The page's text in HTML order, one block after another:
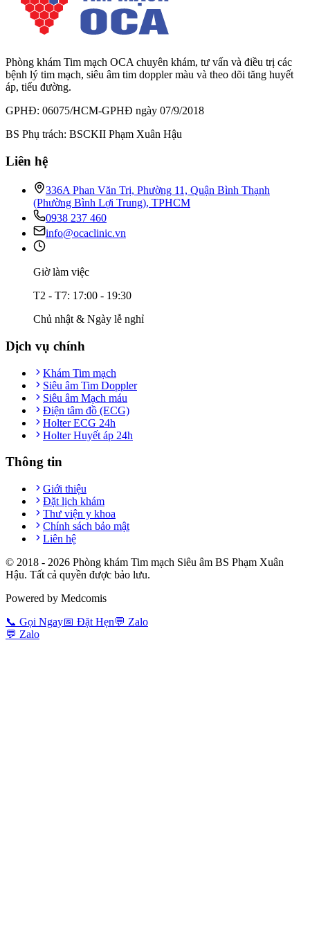
Phòng khám Tim mạch OCA chuyên khám, tư vấn và điều trị các
bệnh lý tim mạch, siêu âm tim doppler màu và theo dõi tăng huyết
áp, tiểu đường.
GPHĐ: 06075/HCM-GPHĐ ngày 07/9/2018
BS Phụ trách: BSCKII Phạm Xuân Hậu
Liên hệ
336A Phan Văn Trị, Phường 11, Quận Bình Thạnh
(Phường Bình Lợi Trung), TPHCM
0938 237 460
info@ocaclinic.vn
Giờ làm việc
T2 - T7: 17:00 - 19:30
Chủ nhật & Ngày lễ nghỉ
Dịch vụ chính
Khám Tim mạch
Siêu âm Tim Doppler
Siêu âm Mạch máu
Điện tâm đồ (ECG)
Holter ECG 24h
Holter Huyết áp 24h
Thông tin
Giới thiệu
Đặt lịch khám
Thư viện y khoa
Chính sách bảo mật
Liên hệ
© 2018 - 2026 Phòng khám Tim mạch Siêu âm BS Phạm Xuân
Hậu. Tất cả quyền được bảo lưu.
Powered by Medcomis
📞 Gọi Ngay📅 Đặt Hẹn💬 Zalo
💬 Zalo